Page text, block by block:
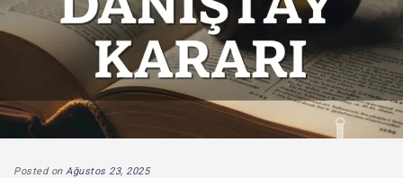
Posted on Ağustos 23, 2025